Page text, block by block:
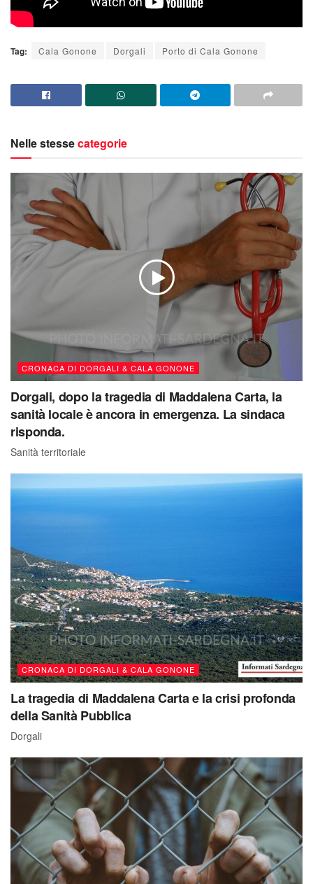
Tag: Cala Gonone Dorgali Porto di Cala Gonone
Nelle stessecategorie
CRONACA DI DORGALI & CALA GONONE
Dorgali, dopo la tragedia di Maddalena Carta, la
sanità locale è ancora in emergenza. La sindaca
risponda.
Sanità territoriale
CRONACA DI DORGALI & CALA GONONE
La tragedia di Maddalena Carta e la crisi profonda
della Sanità Pubblica
Dorgali